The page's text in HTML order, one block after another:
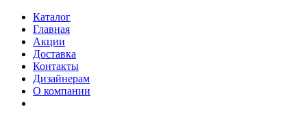
Каталог
Главная
Акции
Доставка
Контакты
Дизайнерам
О компании